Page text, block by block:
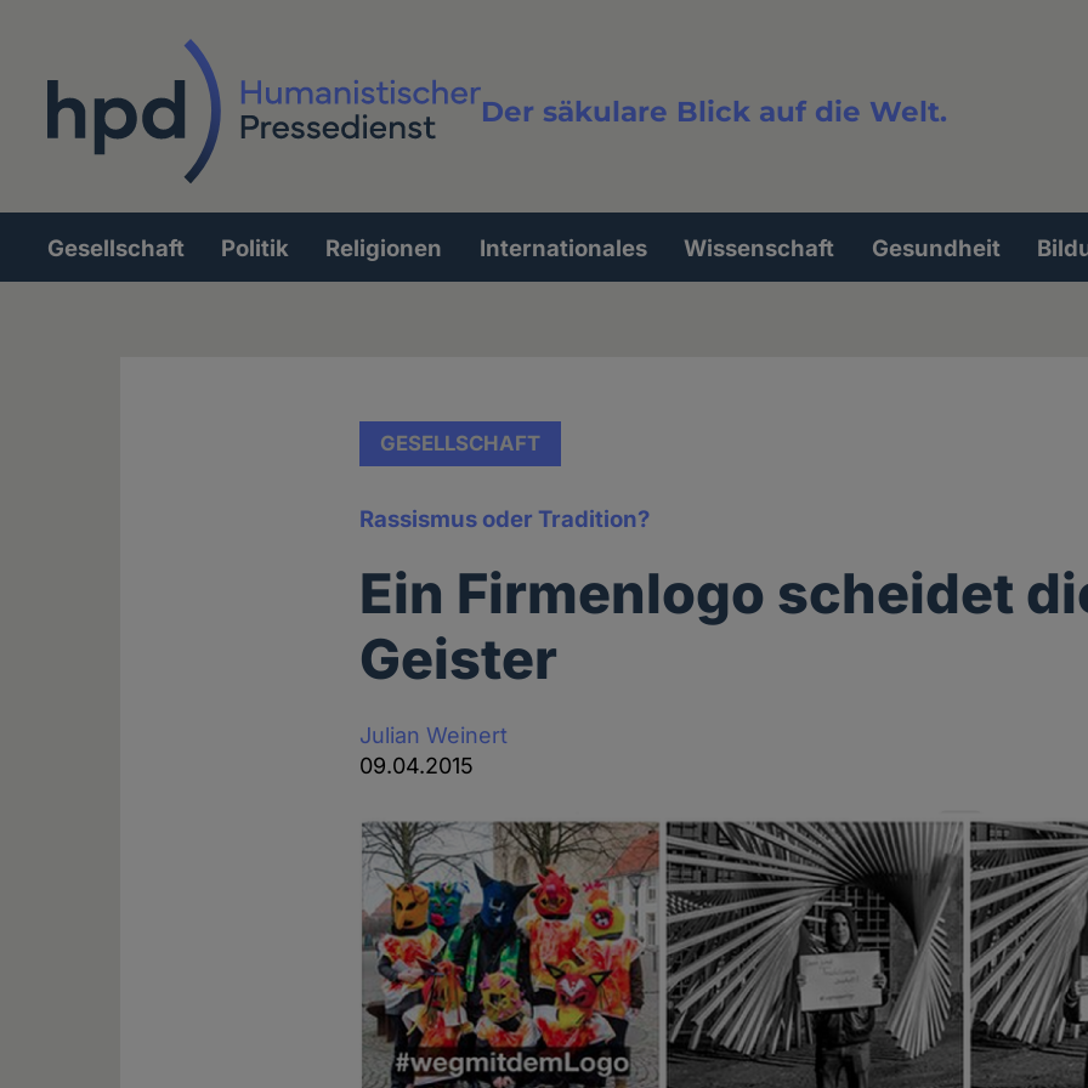
Der säkulare Blick auf die Welt.
Volltextsuche
Hauptnavigation
Gesellschaft Politik Religionen Internationales Wissenschaft Gesundheit
GESELLSCHAFT
Rassismus oder Tradition?
Ein Firmenlogo scheidet
Geister
Julian Weinert
09.04.2015